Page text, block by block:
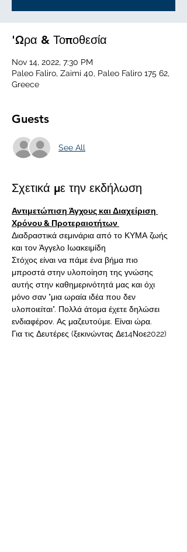
'Ωρα & Τοποθεσία
Nov 14, 2022, 7:30 PM
Paleo Faliro, Zaimi 40, Paleo Faliro 175 62,
Greece
Guests
See All
Σχετικά με την εκδήλωση
Αντιμετώπιση Άγχους και Διαχείριση
Χρόνου & Προτεραιοτήτων
Διαδραστικά σεμινάρια από το ΚΥΜΑ ζωής
και τον Άγγελο Ιωακειμίδη
Στόχος είναι να πάμε ένα βήμα πιο
μπροστά στην υλοποίηση της γνώσης
αυτής στην καθημερινότητά μας και όχι
μόνο σαν "μια ωραία ιδέα που δεν
υλοποιείται". Πολλά άτομα έχετε δηλώσει
ενδιαφέρον. Ας μαζευτούμε. Είναι ώρα.
Για τις Δευτέρες (ξεκινώντας Δε14Νοε2022)